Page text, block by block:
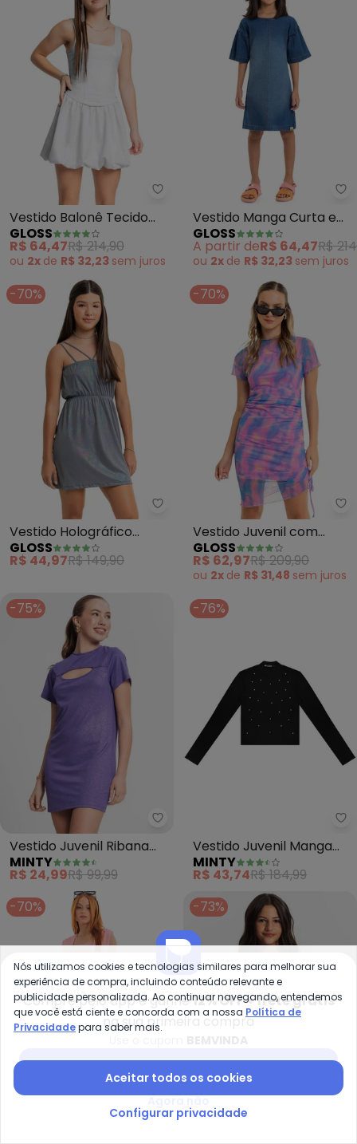
Gloss - Vestido Balonê Tecido
Vestido Balonê Tecido
Brilho (Branco)
GLOSS
R$ 64,47R$ 214,90
ou 2x de R$ 32,23 sem juros
Vestido Manga Curta em
Jeans (Azul)
GLOSS
A partir deR$ 64,47R$
ou 2x de R$ 32,23 sem juros
-70%
Gloss - Vestido Holográfico
Vestido Holográfico
Juvenil (Cinza)
GLOSS
R$ 44,97R$ 149,90
-70%
Vestido Juvenil com
Sobreposição (Roxo)
GLOSS
R$ 62,97R$ 209,90
ou 2x de R$ 31,48 sem juros
-75%
Minty - Vestido Juvenil Ribana
Vestido Juvenil Ribana
Menina (Roxo)
MINTY
R$ 24,99R$ 99,99
-76%
Vestido Juvenil Manga
Longa em Ribana
(Marrom)
MINTY
R$ 43,74R$ 184,99
-70%
Gloss - Vestido Juvenil
-73%
Compre pelo app e ganhe12% OFF + frete grátis
na sua primeira compra
Nós utilizamos cookies e tecnologias similares para melhorar sua
experiência de compra, incluindo conteúdo relevante e
publicidade personalizada. Ao continuar navegando, entendemos
que você está ciente e concorda com a nossa Política de
Privacidadepara saber mais.
Aceitar todos os cookies
Configurar privacidade